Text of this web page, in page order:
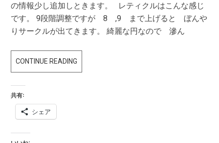
の情報少し追加しときます。 レティクルはこんな感じ
です。 9段階調整ですが 8 ,9 まで上げると ぼんや
りサークルが出てきます。 綺麗な円なので 滲ん
CONTINUE READING
託
共有:
シェア